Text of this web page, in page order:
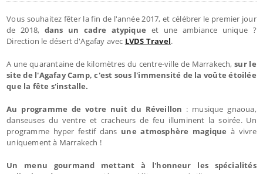
Vous souhaitez fêter la fin de l'année 2017, et célébrer le premier jour
de 2018, dans un cadre atypique et une ambiance unique ?
Direction le désert d'Agafay avec LVDS Travel.
A une quarantaine de kilomètres du centre-ville de Marrakech,sur le
site de l'Agafay Camp, c'est sous l'immensité de la voûte étoilée
que la fête s'installe.
Au programme de votre nuit du Réveillon : musique gnaoua,
danseuses du ventre et cracheurs de feu illuminent la soirée. Un
programme hyper festif dans une atmosphère magique à vivre
uniquement à Marrakech !
Un menu gourmand mettant à l'honneur les spécialités